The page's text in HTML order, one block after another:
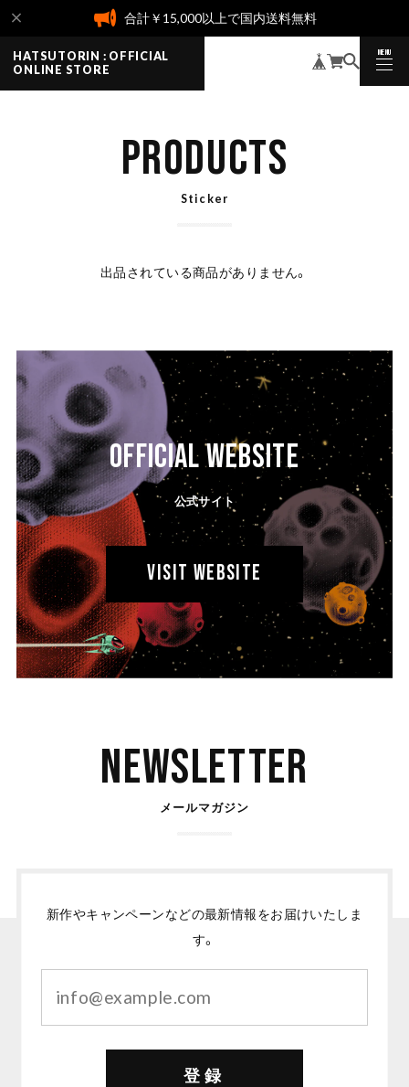
合計￥15,000以上で国内送料無料
HATSUTORIN : OFFICIAL
ONLINE STORE
MENU
CLOSE
PRODUCTS
Sticker
出品されている商品がありません。
OFFICIAL WEBSITE
公式サイト
VISIT WEBSITE
Newsletter
メールマガジン
新作やキャンペーンなどの最新情報をお届けいたしま
す。
登録